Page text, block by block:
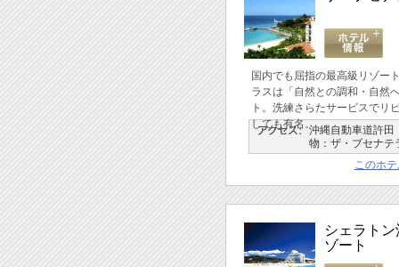
国内でも屈指の最高級リゾー
ラスは「自然との調和・自然
ト。洗練さらたサービスでリ
しても有名。沖縄自動車道許田
物：ザ・ブセナテ
このホ
シェラト
ゾート